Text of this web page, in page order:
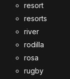
resort
resorts
river
rodilla
rosa
rugby